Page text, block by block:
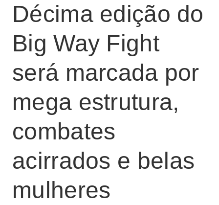
Décima edição do
Big Way Fight
será marcada por
mega estrutura,
combates
acirrados e belas
mulheres